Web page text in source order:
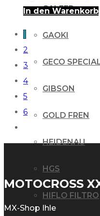
GALFER
GAOKI
GECO
GIBSON
GOLD FREN
HEIDENAU
HGS
HIFLO FILTRO
In den Warenkorb
1
2
3
4
5
6
MOTOCROSS
MX-Shop Ihle